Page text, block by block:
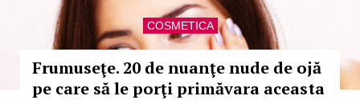
COSMETICA
Frumuseţe. 20 de nuanţe nude de ojă
pe care să le porţi primăvara aceasta